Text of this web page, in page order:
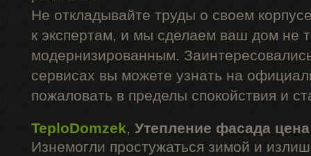
Не откладывайте труды о своем
к экспертам, и мы сделаем ваш дом не
модернизированным.
сервисах вы можете узнать на
пожаловать в пределы спокойствия и
TeploDomzek, Утепление фасада цена
Изнемогли простужаться зимой и